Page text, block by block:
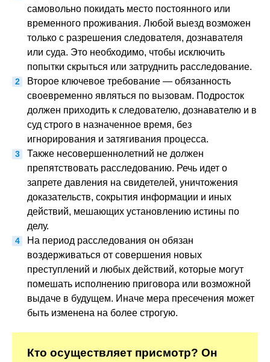
самовольно покидать место постоянного или
временного проживания. Любой выезд возможен
только с разрешения следователя, дознавателя
или суда. Это необходимо, чтобы исключить
попытки скрыться или затруднить расследование.
Второе ключевое требование — обязанность
своевременно являться по вызовам. Подросток
должен приходить к следователю, дознавателю и в
суд строго в назначенное время, без
игнорирования и затягивания процесса.
Также несовершеннолетний не должен
препятствовать расследованию. Речь идет о
запрете давления на свидетелей, уничтожения
доказательств, сокрытия информации и иных
действий, мешающих установлению истины по
делу.
На период расследования он обязан
воздерживаться от совершения новых
преступлений и любых действий, которые могут
помешать исполнению приговора или возможной
выдаче в будущем. Иначе мера пресечения может
быть изменена на более строгую.
Кто осуществляет присмотр? Он